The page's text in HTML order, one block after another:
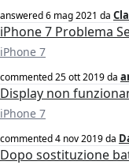
answered6 mag 2021 da
iPhone 7 Problema
iPhone 7
commented25 ott 2019da
Display non
iPhone 7
commented4 nov 2019da
Dopo sostituzione